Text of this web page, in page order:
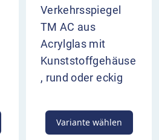
Verkehrsspiegel
TM AC aus
Acrylglas mit
Kunststoffgehäuse
, rund oder eckig
Variante wählen